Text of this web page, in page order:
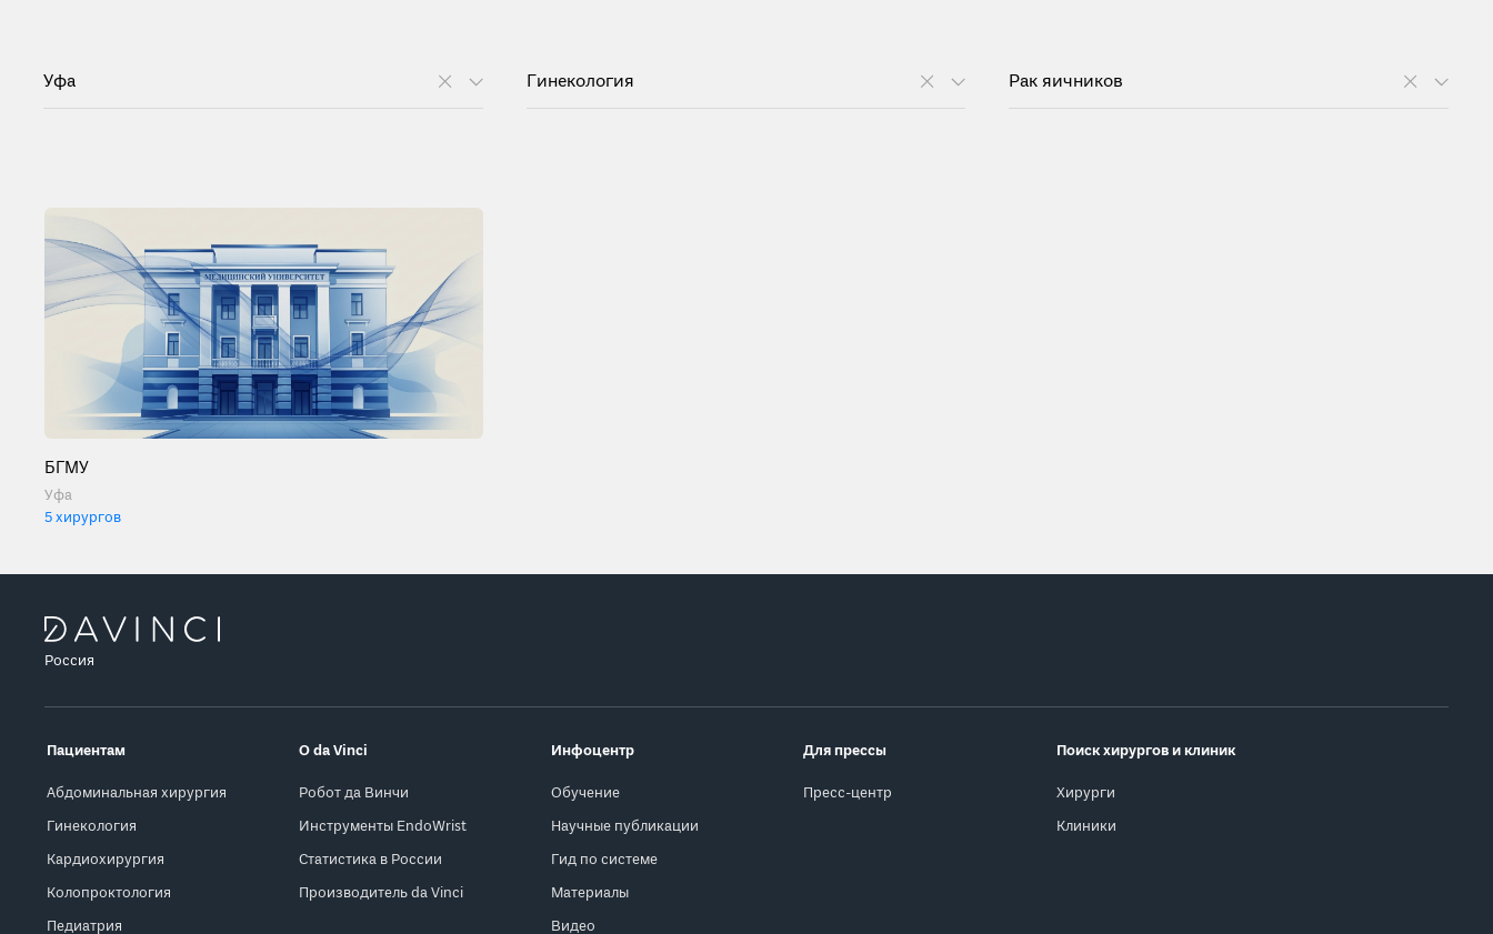
Уфа Гинекология Рак яичников
БГМУ
Уфа
5 хирургов
Россия
Пациентам
Абдоминальная хирургия
Гинекология
Кардиохирургия
Колопроктология
Педиатрия
О da Vinci
Робот да Винчи
Инструменты EndoWrist
Статистика в России
Производитель da Vinci
Инфоцентр
Обучение
Научные публикации
Гид по системе
Материалы
Видео
Для прессы
Пресс-центр
Поиск хирургов и клиник
Хирурги
Клиники